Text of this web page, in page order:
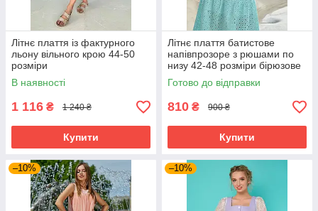
Літнє плаття із фактурного
льону вільного крою 44-50
розміри
В наявності
1 116 ₴ 1 240 ₴
Купити
Літнє плаття батистове
напівпрозоре з рюшами по
низу 42-48 розміри бірюзове
Готово до відправки
810 ₴ 900 ₴
Купити
–10% –10%